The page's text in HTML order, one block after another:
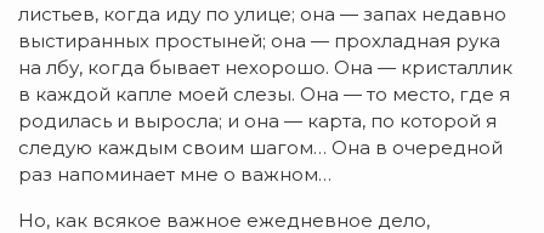
листьев, когда иду по улице; она — запах недавно
выстиранных простыней; она — прохладная рука
на лбу, когда бывает нехорошо. Она — кристаллик
в каждой капле моей слезы. Она — то место, где я
родилась и выросла; и она — карта, по которой я
следую каждым своим шагом… Она в очередной
раз напоминает мне о важном…
Но, как всякое важное ежедневное дело,